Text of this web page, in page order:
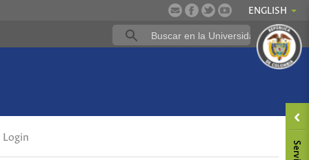
ENGLISH
Login